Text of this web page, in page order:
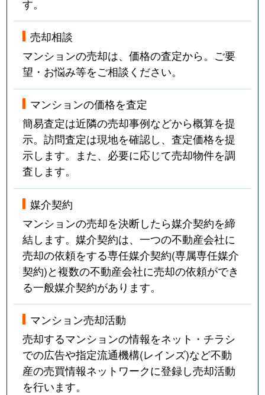
す。
売却相談
マンションの売却は、価格の査定から。ご要
望・お悩み等をご相談ください。
マンションの価格を査定
簡易査定は近隣の売却事例などから概算を提
示。訪問査定は現地を確認し、査定価格を提
示します。また、必要に応じて売却物件を調
査します。
媒介契約
マンションの売却を決断したら媒介契約を締
結します。媒介契約は、一つの不動産会社に
売却の依頼をする専任媒介契約(専属専任媒介
契約)と複数の不動産会社に売却の依頼ができ
る一般媒介契約があります。
マンション売却活動
売却するマンションの情報をネット・チラシ
での広告や指定流通機構(レインズ)など不動
産の売買情報ネットワークに登録し売却活動
を行います。